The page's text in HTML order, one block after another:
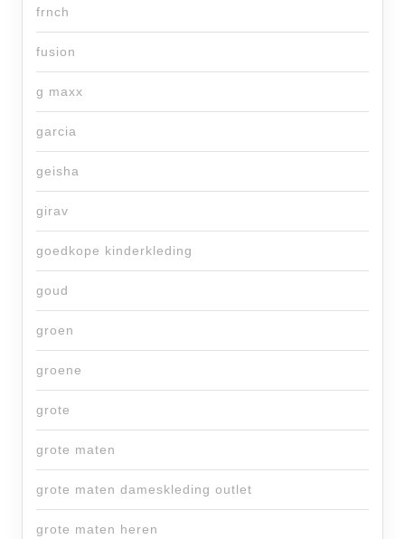
frnch
fusion
g maxx
garcia
geisha
girav
goedkope kinderkleding
goud
groen
groene
grote
grote maten
grote maten dameskleding outlet
grote maten heren